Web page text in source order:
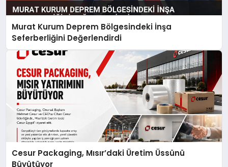
Murat Kurum Deprem Bölgesindeki İnşa
Seferberliğini Değerlendirdi
Cesur Packaging, Mısır’daki Üretim Üssünü
Büyütüyor